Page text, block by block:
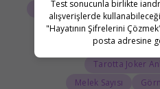
Test sonucunla birlikte
alışverişlerde
"Hayatının Şifrelerini
posta adresine
Tarot
Tarot Açılımı
Uranüs burcu
Astroloji Sözlüğü
Tarotta Joker
Melek Sayısı